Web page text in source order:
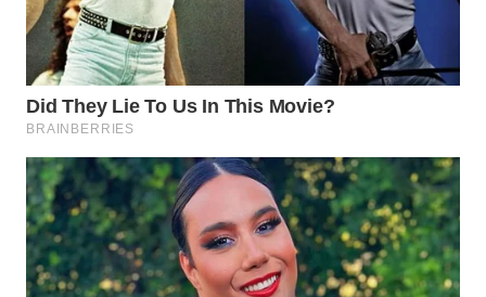
LABUANBAJO
WN
BORNEO
Wahana
Media
Group
WAHANA
NEWS